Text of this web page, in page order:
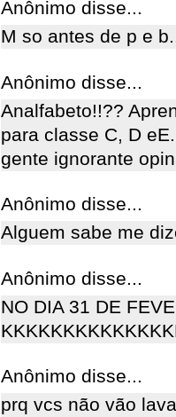
Anônimo disse...
M so antes de p e
Anônimo disse...
Analfabeto!!??
para classe C, D
gente ignorante
Anônimo disse...
Alguem sabe me
Anônimo disse...
NO DIA 31 DE
Anônimo disse...
prq vcs não vão